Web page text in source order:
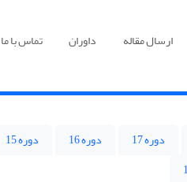
ارسال مقاله داوران تماس با ما
دوره 17 دوره 16 دوره 15